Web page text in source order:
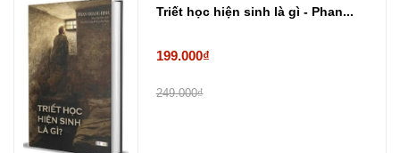
Triết học hiện sinh là gì - Phan...
199.000₫
249.000₫